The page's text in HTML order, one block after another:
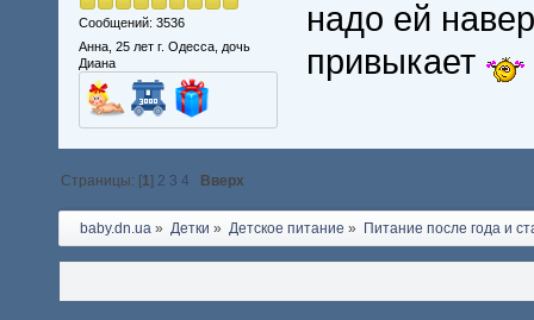
Сообщений: 3536
Анна, 25 лет г. Одесса, дочь
Диана
надо ей
привыкает
Страницы: [1] 2 3 4 Вверх
baby.dn.ua » Детки » Детское питание » Питание после года и